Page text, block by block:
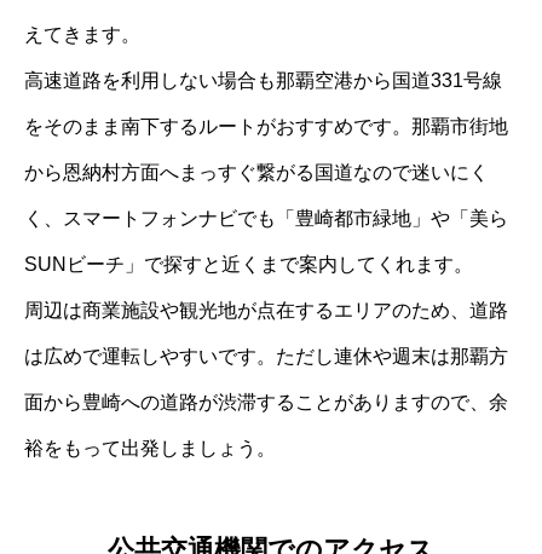
えてきます。
高速道路を利用しない場合も那覇空港から国道331号線
をそのまま南下するルートがおすすめです。那覇市街地
から恩納村方面へまっすぐ繋がる国道なので迷いにく
く、スマートフォンナビでも「豊崎都市緑地」や「美ら
SUNビーチ」で探すと近くまで案内してくれます。
周辺は商業施設や観光地が点在するエリアのため、道路
は広めで運転しやすいです。ただし連休や週末は那覇方
面から豊崎への道路が渋滞することがありますので、余
裕をもって出発しましょう。